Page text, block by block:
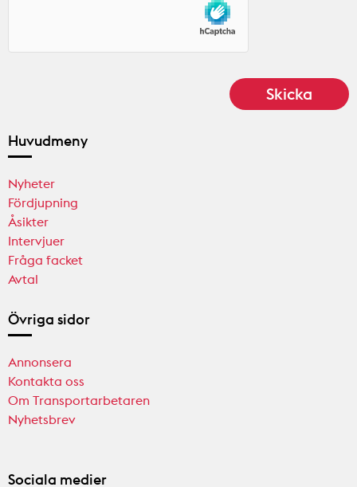
Huvudmeny
Nyheter
Fördjupning
Åsikter
Intervjuer
Fråga facket
Avtal
Övriga sidor
Annonsera
Kontakta oss
Om Transportarbetaren
Nyhetsbrev
Sociala medier